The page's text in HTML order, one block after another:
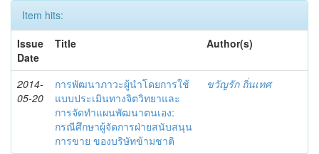
Item hits:
Issue
Date
Title Author(s)
2014-
05-20
การพัฒนาภาวะผู้นำโดยการใช้
แบบประเมินทางจิตวิทยาและ
การจัดทำแผนพัฒนาตนเอง:
กรณีศึกษาผู้จัดการฝ่ายสนับสนุน
การขาย ของบริษัทข้ามชาติ
ขวัญรัก ถิ่นเทศ